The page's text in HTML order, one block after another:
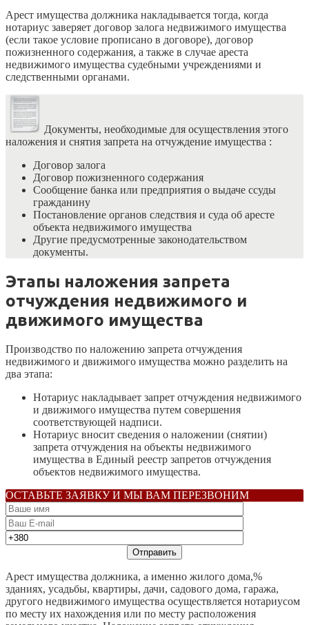
Арест имущества должника накладывается тогда, когда
нотариус заверяет договор залога недвижимого имущества
(если такое условие прописано в договоре), договор
пожизненного содержания, а также в случае ареста
недвижимого имущества судебными учреждениями и
следственными органами.
Документы, необходимые для осуществления этого
наложения и снятия запрета на отчуждение имущества :
Договор залога
Договор пожизненного содержания
Сообщение банка или предприятия о выдаче ссуды
гражданину
Постановление органов следствия и суда об аресте
объекта недвижимого имущества
Другие предусмотренные законодательством
документы.
Этапы наложения запрета
отчуждения недвижимого и
движимого имущества
Производство по наложению запрета отчуждения
недвижимого и движимого имущества можно разделить на
два этапа:
Нотариус накладывает запрет отчуждения недвижимого
и движимого имущества путем совершения
соответствующей надписи.
Нотариус вносит сведения о наложении (снятии)
запрета отчуждения на объекты недвижимого
имущества в Единый реестр запретов отчуждения
объектов недвижимого имущества.
ОСТАВЬТЕ ЗАЯВКУ И МЫ ВАМ ПЕРЕЗВОНИМ
Арест имущества должника, а именно жилого дома,%
зданиях, усадьбы, квартиры, дачи, садового дома, гаража,
другого недвижимого имущества осуществляется нотариусом
по месту их нахождения или по месту расположения